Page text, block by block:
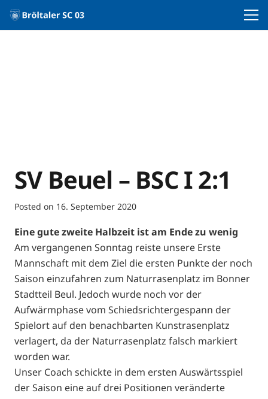
SV Beuel – BSC I 2:1
Posted on 16. September 2020
Eine gute zweite Halbzeit ist am Ende zu wenig
Am vergangenen Sonntag reiste unsere Erste
Mannschaft mit dem Ziel die ersten Punkte der noch
Saison einzufahren zum Naturrasenplatz im Bonner
Stadtteil Beul. Jedoch wurde noch vor der
Aufwärmphase vom Schiedsrichtergespann der
Spielort auf den benachbarten Kunstrasenplatz
verlagert, da der Naturrasenplatz falsch markiert
worden war.
Unser Coach schickte in dem ersten Auswärtsspiel
der Saison eine auf drei Positionen veränderte